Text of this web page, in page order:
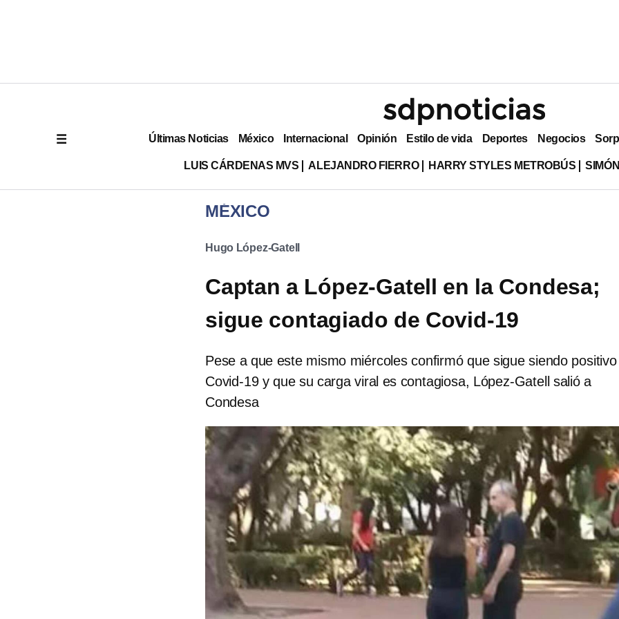
Últimas Noticias México Internacional Opinión Estilo de vida Deportes Negocios
LUIS CÁRDENAS MVS ALEJANDRO FIERRO HARRY STYLES METROBÚS
MÉXICO
Hugo López-Gatell
Captan a López-Gatell en la Condesa;
sigue contagiado de Covid-19
Pese a que este mismo miércoles confirmó que sigue siendo
Covid-19 y que su carga viral es contagiosa, López-Gatell salió a
Condesa